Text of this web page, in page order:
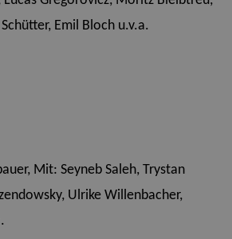
Emil Bloch u.v.a.
Mit: Seyneb Saleh, Trystan
Ulrike Willenbacher,